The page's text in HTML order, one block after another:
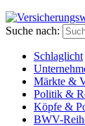
Suche nach:
Schlaglicht
Märkte &
Politik &
Köpfe &
BWV-